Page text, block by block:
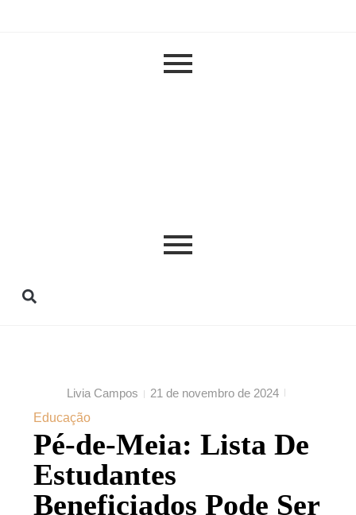
Livia Campos
21 de novembro de 2024
Educação
Pé-de-Meia: Lista De
Estudantes
Beneficiados Pode Ser